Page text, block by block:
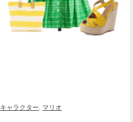
キャラクター, マリオ